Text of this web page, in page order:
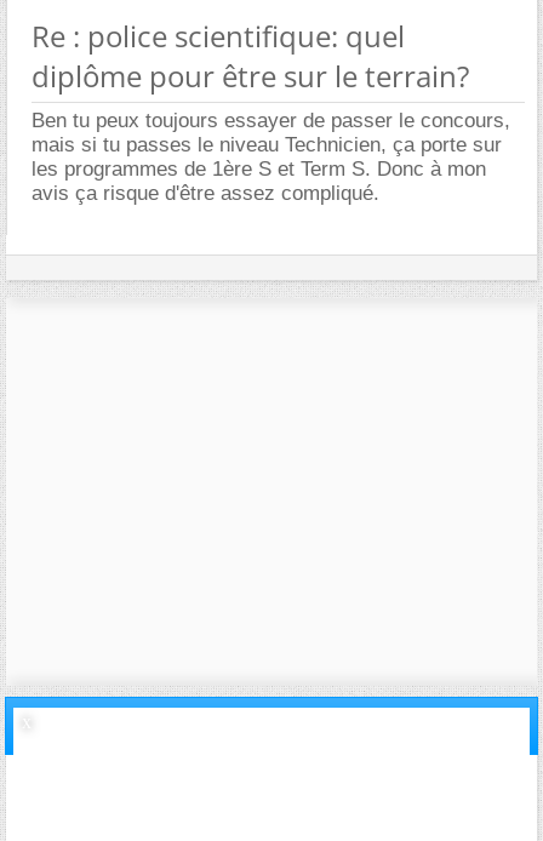
Re : police scientifique: quel
diplôme pour être sur le terrain?
Ben tu peux toujours essayer de passer le concours,
mais si tu passes le niveau Technicien, ça porte sur
les programmes de 1ère S et Term S. Donc à mon
avis ça risque d'être assez compliqué.